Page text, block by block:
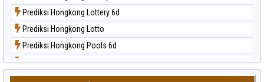
Paito Harian Pennsylvania Day
Paito Harian Sao Paulo
Paito Harian Singapore
Paito Harian Sydney
Prediksi Hongkong Lottery 6d
Prediksi Hongkong Lotto
Prediksi Hongkong Pools 6d
Prediksi Japan
Prediksi Japan 6d